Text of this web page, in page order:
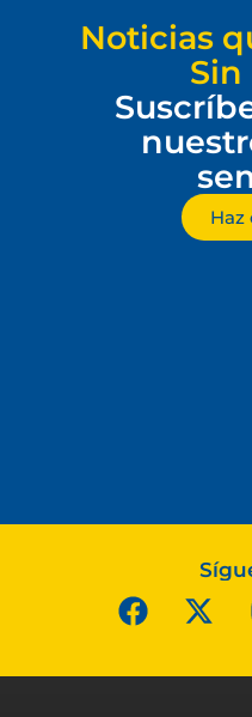
Noticias
Sin
Haz